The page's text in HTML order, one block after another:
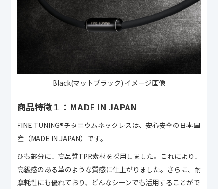
Black(マットブラック) イメージ画像
商品特徴１：MADE IN JAPAN
FINE TUNING®︎チタニウムネックレスは、安心安全の日本国
産（MADE IN JAPAN）です。
ひも部分に、高品質TPR素材を採用しました。これにより、
高級感のある革のような質感に仕上がりました。さらに、耐
摩耗性にも優れており、どんなシーンでも活用することがで